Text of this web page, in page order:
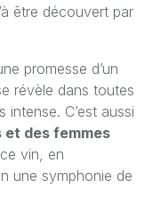
être découvert par
promesse d’un
révèle dans toutes
C’est aussi
et des femmes
vin, en
une symphonie de